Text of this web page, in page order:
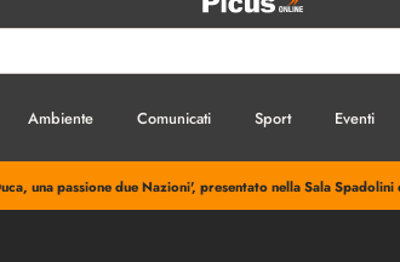
Ambiente Comunicati Sport Eventi
una passione due Nazioni', presentato nella Sala